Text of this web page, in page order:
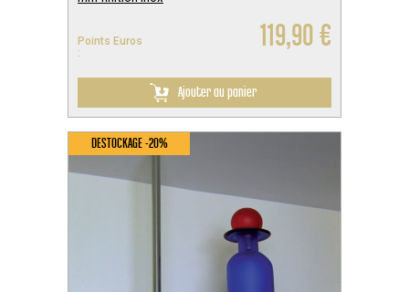
Points Euros
:
119,90 €
Ajouter au panier
DESTOCKAGE -20%